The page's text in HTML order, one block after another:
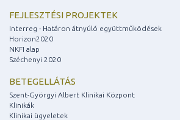
FEJLESZTÉSI PROJEKTEK
Interreg - Határon átnyúló együttműködések
Horizon2020
NKFI alap
Széchenyi 2020
BETEGELLÁTÁS
Szent-Györgyi Albert Klinikai Központ
Klinikák
Klinikai ügyeletek